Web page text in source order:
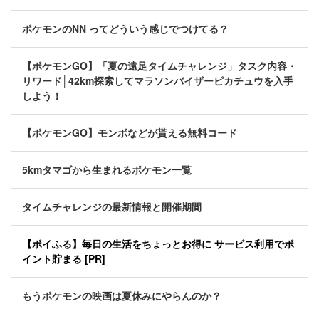
ポケモンのNN ってどういう感じでつけてる？
【ポケモンGO】「夏の遠足タイムチャレンジ」タスク内容・
リワード│42km探索してマラソンバイザーピカチュウを入手
しよう！
【ポケモンGO】モンボなどが貰える無料コード
5kmタマゴから生まれるポケモン一覧
タイムチャレンジの最新情報と開催期間
【ポイふる】毎日の生活をちょっとお得に サービス利用でポ
イント貯まる [PR]
もうポケモンの映画は夏休みにやらんのか？